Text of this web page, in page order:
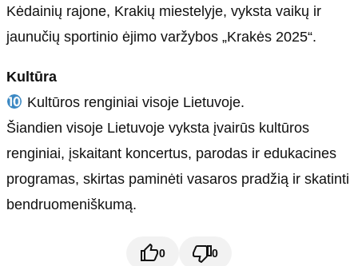
Kėdainių rajone, Krakių miestelyje, vyksta vaikų ir
jaunučių sportinio ėjimo varžybos „Krakės 2025“.
Kultūra
Kultūros renginiai visoje Lietuvoje.
Šiandien visoje Lietuvoje vyksta įvairūs kultūros
renginiai, įskaitant koncertus, parodas ir edukacines
programas, skirtas paminėti vasaros pradžią ir skatinti
bendruomeniškumą.
0 0